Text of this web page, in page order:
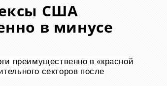
США
в минусе
преимущественно в «красной
секторов после